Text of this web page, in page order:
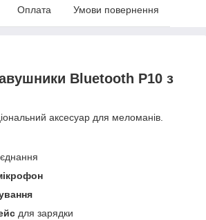
Оплата Умови повернення
Bluetooth P10 з
аксесуар для меломанів.
для зарядки